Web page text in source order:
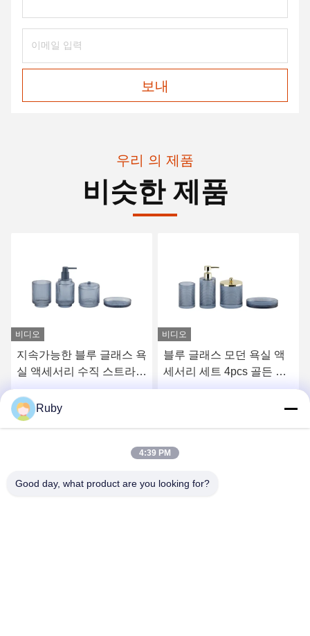
보내
우리 의 제품
비슷한 제품
비디오
지속가능한 블루 글래스 욕
실 액세서리 수직 스트라이
프 유리 치아 브러쉬 홀더
더 작은 밑으로
최고의 가격을 얻으십시오
비디오
블루 글래스 모던 욕실 액
세서리 세트 4pcs 골든 펌
프 헤드 디스펜서
최고의 가격을 얻으십시오
Ruby
4:39 PM
Good day, what product are you looking for?